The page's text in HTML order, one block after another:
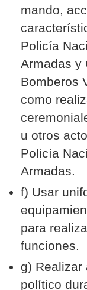
mando,
Policía
Armadas y
Bomberos
como
u otros
Policía
Armadas.
f) Usar
para
funciones.
g) Realizar
político